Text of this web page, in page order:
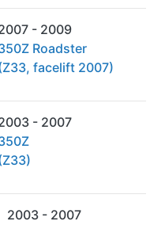
- 2009
Roadster
facelift 2007)
- 2007
2003 - 2007